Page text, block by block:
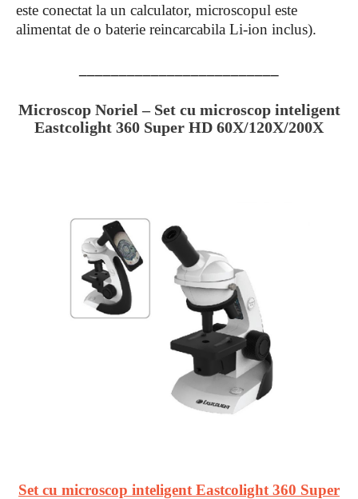
este conectat la un calculator, microscopul este
alimentat de o baterie reincarcabila Li-ion inclus).
Microscop Noriel – Set cu microscop inteligent
Eastcolight 360 Super HD 60X/120X/200X
Set cu microscop inteligent Eastcolight 360 Super